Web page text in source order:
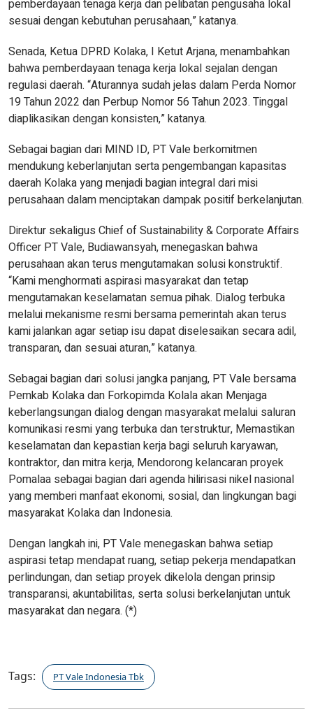
pemberdayaan tenaga kerja dan pelibatan pengusaha lokal
sesuai dengan kebutuhan perusahaan,” katanya.
Senada, Ketua DPRD Kolaka, I Ketut Arjana, menambahkan
bahwa pemberdayaan tenaga kerja lokal sejalan dengan
regulasi daerah. “Aturannya sudah jelas dalam Perda Nomor
19 Tahun 2022 dan Perbup Nomor 56 Tahun 2023. Tinggal
diaplikasikan dengan konsisten,” katanya.
Sebagai bagian dari MIND ID, PT Vale berkomitmen
mendukung keberlanjutan serta pengembangan kapasitas
daerah Kolaka yang menjadi bagian integral dari misi
perusahaan dalam menciptakan dampak positif berkelanjutan.
Direktur sekaligus Chief of Sustainability & Corporate Affairs
Officer PT Vale, Budiawansyah, menegaskan bahwa
perusahaan akan terus mengutamakan solusi konstruktif.
“Kami menghormati aspirasi masyarakat dan tetap
mengutamakan keselamatan semua pihak. Dialog terbuka
melalui mekanisme resmi bersama pemerintah akan terus
kami jalankan agar setiap isu dapat diselesaikan secara adil,
transparan, dan sesuai aturan,” katanya.
Sebagai bagian dari solusi jangka panjang, PT Vale bersama
Pemkab Kolaka dan Forkopimda Kolala akan Menjaga
keberlangsungan dialog dengan masyarakat melalui saluran
komunikasi resmi yang terbuka dan terstruktur, Memastikan
keselamatan dan kepastian kerja bagi seluruh karyawan,
kontraktor, dan mitra kerja, Mendorong kelancaran proyek
Pomalaa sebagai bagian dari agenda hilirisasi nikel nasional
yang memberi manfaat ekonomi, sosial, dan lingkungan bagi
masyarakat Kolaka dan Indonesia.
Dengan langkah ini, PT Vale menegaskan bahwa setiap
aspirasi tetap mendapat ruang, setiap pekerja mendapatkan
perlindungan, dan setiap proyek dikelola dengan prinsip
transparansi, akuntabilitas, serta solusi berkelanjutan untuk
masyarakat dan negara. (*)
Tags: PT Vale Indonesia Tbk